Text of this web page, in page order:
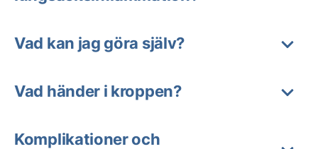
Vad kan jag göra själv?
Vad händer i kroppen?
Komplikationer och